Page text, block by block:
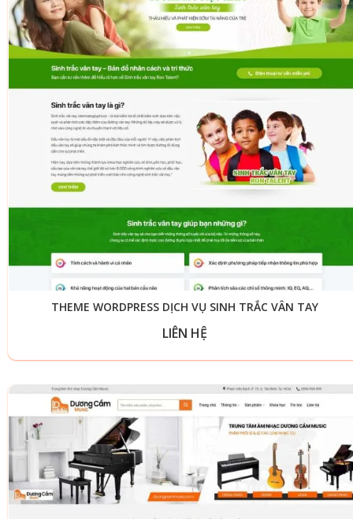
THEME WORDPRESS DỊCH VỤ SINH TRẮC VÂN TAY
LIÊN HỆ